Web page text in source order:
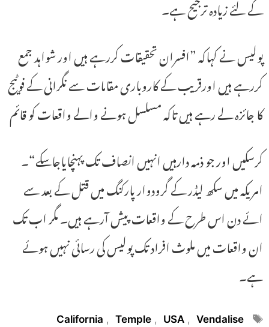
کے لئے زیادہ ترجیح ہے۔
پولیس نے کہاکہ ”افسران تحقیقات کررہے ہیں اور شواہد جمع
کررہے ہیں اورقریب کے کاروباری مقامات سے نگرانی کے فوٹیج
کا جائزہ لے رہے ہیں تاکہ مسلسل ہونے والے واقعات کو قائم
کرسکیں اور جو ذمہ دارہیں انہیں انصاف تک پہنچایاجاسکے“۔
امریکہ میں سکھ لیڈر کے گرودوار پارکنگ میں قتل کے بعد سے
ائے دن اس طرح کے واقعات پیش آرہے ہیں۔ مگر اب تک
ان واقعات میں ملوث افراد تک پولیس کی رسائی نہیں ہوئے
ہے۔
Tags
California , Temple , USA , Vendalise